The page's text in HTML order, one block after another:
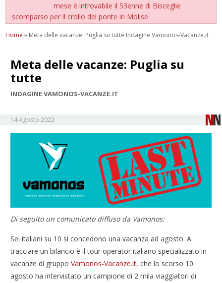
mese è introvabile il 53enne di Bisceglie
scomparso per il crollo del ponte in Molise
Home » Meta delle vacanze: Puglia su tutte Indagine Vamonos-Vacanze.it
Meta delle vacanze: Puglia su
tutte
INDAGINE VAMONOS-VACANZE.IT
14 Agosto 2022
Di seguito un comunicato diffuso da Vamonos:
Sei italiani su 10 si concedono una vacanza ad agosto. A
tracciare un bilancio è il tour operator italiano specializzato in
vacanze di gruppoVamonos-Vacanze.it, che lo scorso 10
agosto ha intervistato un campione di 2 mila viaggiatori di